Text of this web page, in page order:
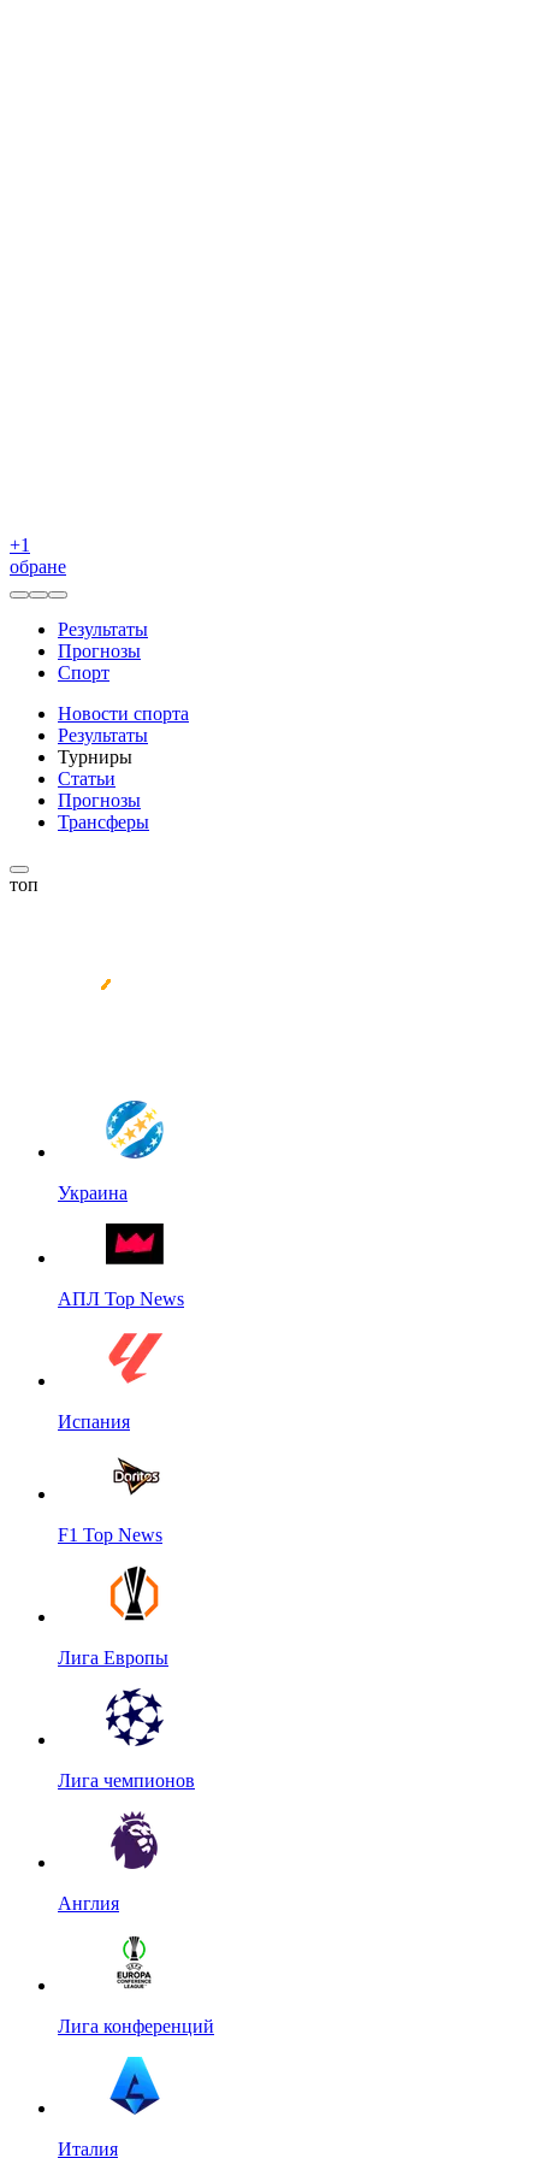
+1
обране
Результаты
Прогнозы
Спорт
Новости спорта
Результаты
Турниры
Статьи
Прогнозы
Трансферы
топ
Украина
АПЛ Top News
Испания
F1 Top News
Лига Европы
Лига чемпионов
Англия
Лига конференций
Италия